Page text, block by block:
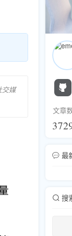
交媒
文章
最
搜